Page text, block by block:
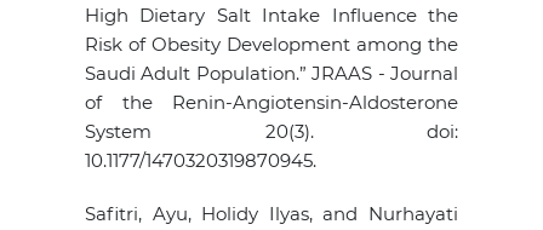
High Dietary Salt Intake Influence the
Risk of Obesity Development among the
Saudi Adult Population.” JRAAS - Journal
of the Renin-Angiotensin-Aldosterone
System 20(3). doi:
10.1177/1470320319870945.
Safitri, Ayu, Holidy Ilyas, and Nurhayati